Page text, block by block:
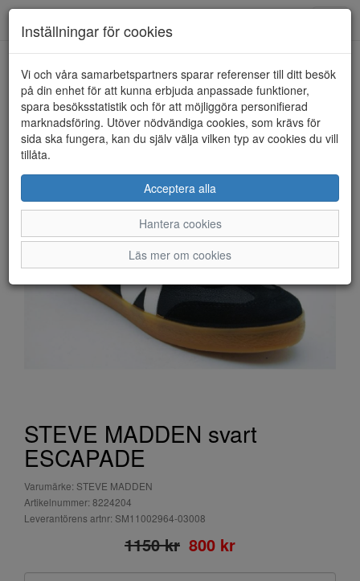
HEM STEVE MADDEN
STEVE MADDEN svart
ESCAPADE
Varumärke: STEVE MADDEN
Artikelnummer: 8224204
Leverantörens artnr: SM11002964-03008
1150 kr 800 kr
Inställningar för cookies
Vi och våra samarbetspartners sparar referenser till ditt besök
på din enhet för att kunna erbjuda anpassade funktioner,
spara besöksstatistik och för att möjliggöra personifierad
marknadsföring. Utöver nödvändiga cookies, som krävs för
sida ska fungera, kan du själv välja vilken typ av cookies du vill
tillåta.
Acceptera alla
Hantera cookies
Läs mer om cookies